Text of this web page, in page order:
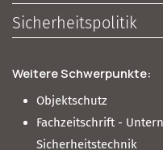
Sicherheitspolitik
Weitere Schwerpunkte:
Objektschutz
Fachzeitschrift -
Sicherheitstechnik